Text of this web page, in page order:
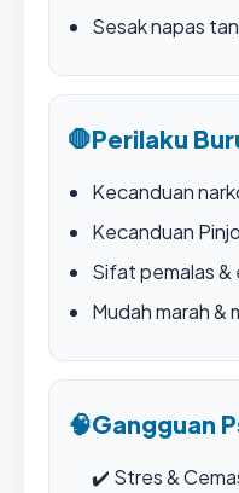
Sesak napas
🛑Perilaku
Kecanduan
Kecanduan
Sifat pemalas &
Mudah marah &
🧠Gangguan
✔️ Stres &